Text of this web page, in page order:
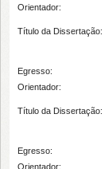
Orientador:
Título da Dissertação:
Egresso:
Orientador:
Título da Dissertação:
Egresso:
Orientador: